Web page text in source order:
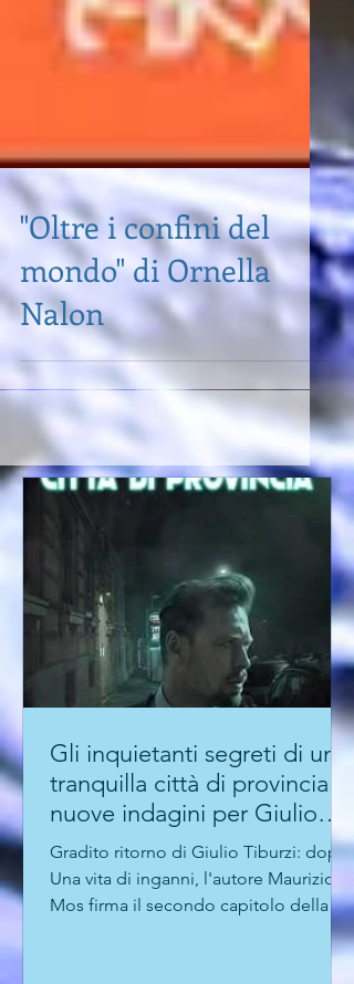
"Oltre i confini del
mondo" di Ornella
Nalon
Gli inquietanti segreti di una
tranquilla città di provincia:
nuove indagini per Giulio
Gradito ritorno di Giulio Tiburzi: dopo